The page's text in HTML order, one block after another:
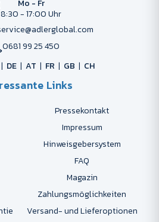
Mo - Fr
8:30 - 17:00 Uhr
0681 99 25 450
DE AT FR GB CH
Links
Pressekontakt
Impressum
Hinweisgebersystem
FAQ
Magazin
Zahlungsmöglichkeiten
Versand- und Lieferoptionen